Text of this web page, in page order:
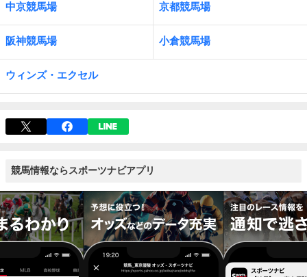
中京競馬場 京都競馬場
阪神競馬場 小倉競馬場
ウィンズ・エクセル
競馬情報ならスポーツナビアプリ